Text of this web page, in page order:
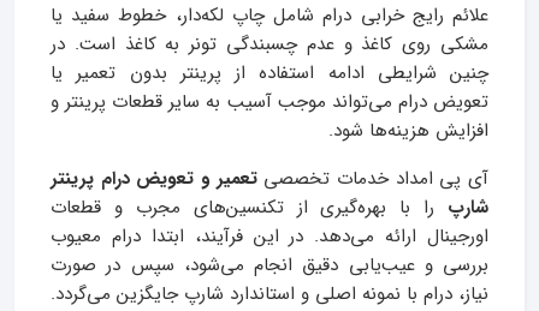
علائم رایج خرابی درام شامل چاپ لکه‌دار، خطوط سفید یا
مشکی روی کاغذ و عدم چسبندگی تونر به کاغذ است. در
چنین شرایطی ادامه استفاده از پرینتر بدون تعمیر یا
تعویض درام می‌تواند موجب آسیب به سایر قطعات پرینتر و
افزایش هزینه‌ها شود.
آی‌ پی امداد خدمات تخصصیتعمیر و تعویض درام پرینتر
شارپ را با بهره‌گیری از تکنسین‌های مجرب و قطعات
اورجینال ارائه می‌دهد. در این فرآیند، ابتدا درام معیوب
بررسی و عیب‌یابی دقیق انجام می‌شود، سپس در صورت
نیاز، درام با نمونه اصلی و استاندارد شارپ جایگزین می‌گردد.